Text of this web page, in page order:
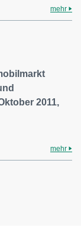
mehr
2011,
mehr